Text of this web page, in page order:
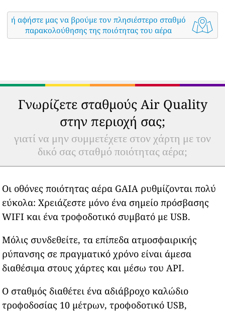
ή αφήστε μας να βρούμε τον πλησιέστερο σταθμό
παρακολούθησης της ποιότητας του αέρα
Γνωρίζετε σταθμούς Air Quality
στην περιοχή σας;
γιατί να μην συμμετέχετε στον χάρτη με τον
δικό σας σταθμό ποιότητας αέρα;
Οι οθόνες ποιότητας αέρα GAIA ρυθμίζονται πολύ
εύκολα: Χρειάζεστε μόνο ένα σημείο πρόσβασης
WIFI και ένα τροφοδοτικό συμβατό με USB.
Μόλις συνδεθείτε, τα επίπεδα ατμοσφαιρικής
ρύπανσης σε πραγματικό χρόνο είναι άμεσα
διαθέσιμα στους χάρτες και μέσω του API.
Ο σταθμός διαθέτει ένα αδιάβροχο καλώδιο
τροφοδοσίας 10 μέτρων, τροφοδοτικό USB,